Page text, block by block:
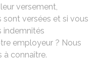
versement,
versées et si vous
indemnités
employeur ? Nous
à connaître.